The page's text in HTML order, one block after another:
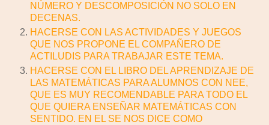
NÚMERO Y DESCOMPOSICIÓN NO SOLO EN
DECENAS.
HACERSE CON LAS ACTIVIDADES Y JUEGOS
QUE NOS PROPONE EL COMPAÑERO DE
ACTILUDIS PARA TRABAJAR ESTE TEMA.
HACERSE CON EL LIBRO DEL APRENDIZAJE DE
LAS MATEMÁTICAS PARA ALUMNOS CON NEE,
QUE ES MUY RECOMENDABLE PARA TODO EL
QUE QUIERA ENSEÑAR MATEMÁTICAS CON
SENTIDO. EN EL SE NOS DICE COMO